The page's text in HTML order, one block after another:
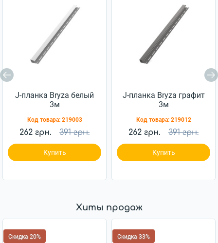
J-планка Bryza белый
3м
Код товара: 219003
262 грн. 391 грн.
Купить
J-планка Bryza графит
3м
Код товара: 219012
262 грн. 391 грн.
Купить
Хиты продаж
Скидка 20% Скидка 33%